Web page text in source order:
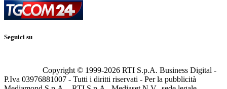
Seguici su
Copyright © 1999-2026 RTI S.p.A. Business Digital -
P.Iva 03976881007 - Tutti i diritti riservati - Per la pubblicità